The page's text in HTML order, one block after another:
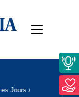
Jours À 07h45 Et Le